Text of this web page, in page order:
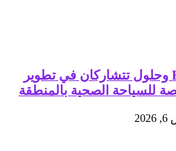
FEDIS وحلول تتشاركان في تطوير
للسياحة الصحية بالمنطقة